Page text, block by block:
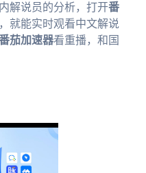
解说员的分析，打开番
就能实时观看中文解说
茄加速器看重播，和国